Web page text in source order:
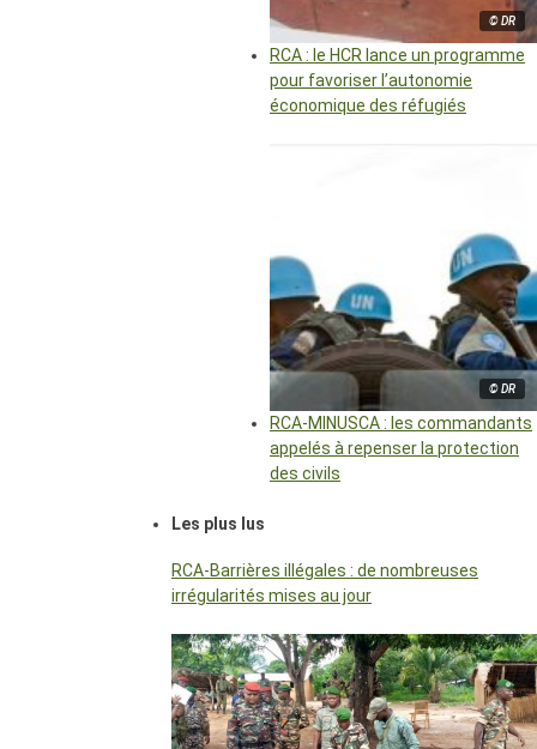
© DR
RCA : le HCR lance un programme
pour favoriser l’autonomie
économique des réfugiés
© DR
RCA-MINUSCA : les commandants
appelés à repenser la protection
des civils
Les plus lus
RCA-Barrières illégales : de nombreuses
irrégularités mises au jour